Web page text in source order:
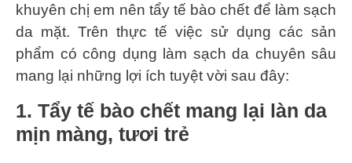
khuyên chị em nên tẩy tế bào chết để làm sạch
da mặt. Trên thực tế việc sử dụng các sản
phẩm có công dụng làm sạch da chuyên sâu
mang lại những lợi ích tuyệt vời sau đây:
1. Tẩy tế bào chết mang lại làn da
mịn màng, tươi trẻ